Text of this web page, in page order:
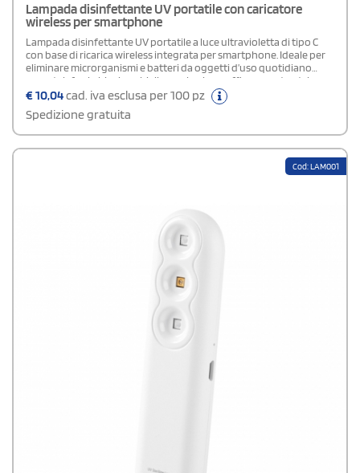
Lampada disinfettante UV portatile con caricatore
wireless per smartphone
Lampada disinfettante UV portatile a luce ultravioletta di tipo C
con base di ricarica wireless integrata per smartphone. Ideale per
eliminare microrganismi e batteri da oggetti d’uso quotidiano
come telefoni, chiavi, occhiali, mascherine, cuffie o smartwatch.
Realizzata in ABS lucido resistente, è fornita in confezione singola
dal design curato. Offre una potenza di uscita di 2,5 W, lunghezza
d’onda di 254 nm e doppia modalità di sterilizzazione da 15 o 25
minuti con autospegnimento. Include uscita USB da 1000 mA,
ricarica rapida da 10 W e cavo micro USB da 1 metro. Certificata CE,
RoHS e con comprovata efficacia germicida. Evitare l’esposizione
€10,04cad. iva esclusa per 100 pz
Spedizione gratuita
Cod: LAM001